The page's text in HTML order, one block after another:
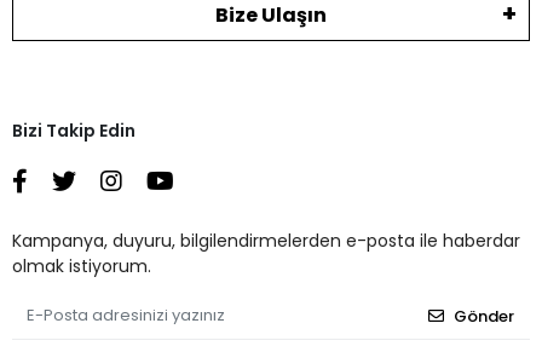
Bize Ulaşın
Bizi Takip Edin
Kampanya, duyuru, bilgilendirmelerden e-posta ile haberdar
olmak istiyorum.
Gönder